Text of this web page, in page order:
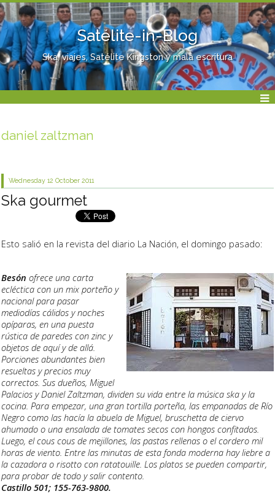
Satélite-in-Blog
Ska, viajes, Satélite Kingston y mala escritura
daniel zaltzman
Wednesday 12 October 2011
Ska gourmet
Esto salió en la revista del diario La Nación, el domingo pasado:
Besón ofrece una carta
ecléctica con un mix porteño y
nacional para pasar
mediodías cálidos y noches
opíparas, en una puesta
rústica de paredes con zinc y
objetos de aquí y de allá.
Porciones abundantes bien
resueltas y precios muy
correctos. Sus dueños, Miguel
Palacios y Daniel Zaltzman, dividen su vida entre la música ska y la
cocina. Para empezar, una gran tortilla porteña, las empanadas de Río
Negro como las hacía la abuela de Miguel, bruschetta de ciervo
ahumado o una ensalada de tomates secos con hongos confitados.
Luego, el cous cous de mejillones, las pastas rellenas o el cordero mil
horas de viento. Entre las minutas de esta fonda moderna hay liebre a
la cazadora o risotto con ratatouille. Los platos se pueden compartir,
para probar de todo y salir contento.
Castillo 501; 155-763-9800.